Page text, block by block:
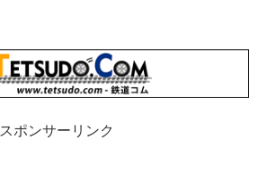
スポンサーリンク